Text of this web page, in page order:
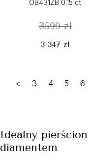
OB431ZB 0.15 ct
3599 zł
3 347 zł
< 3 4 5 6
Idealny
diamentem